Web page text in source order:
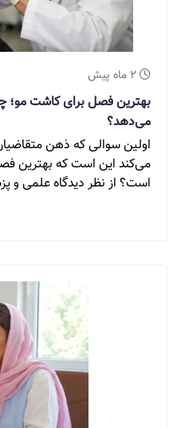
2 ماه پیش
بهترین فصل برای کاشت مو؛
می‌دهد؟
اولین سوالی که ذهن
می‌کند این است که بهترین
است؟ از نظر دیدگاه علمی و